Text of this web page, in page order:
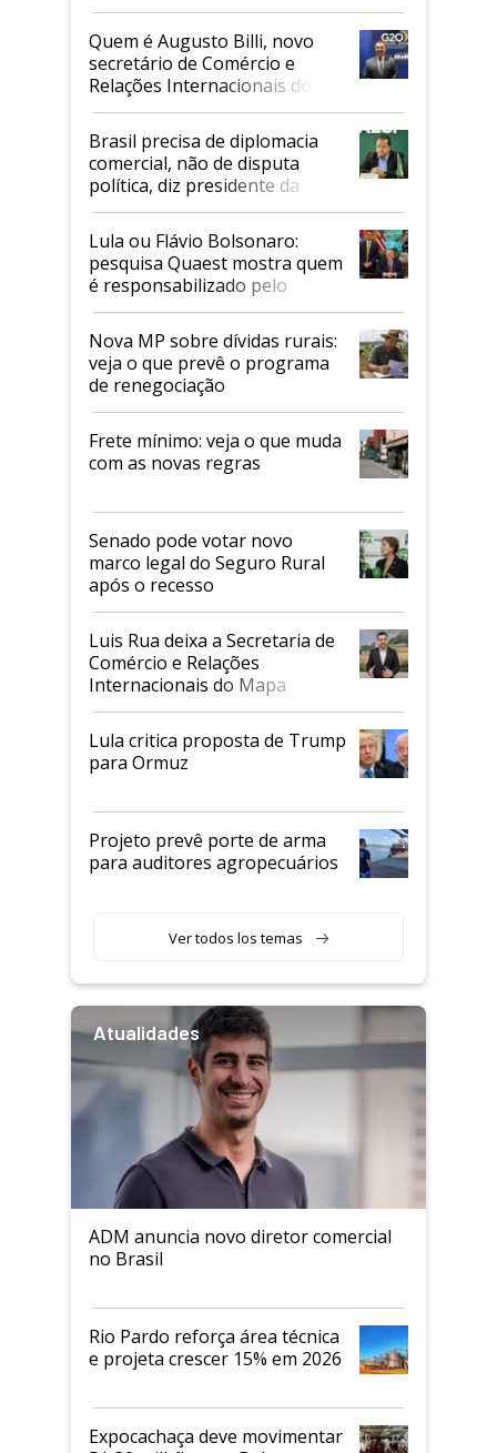
Quem é Augusto Billi, novo
secretário de Comércio e
Relações Internacionais do
Mapa
Brasil precisa de diplomacia
comercial, não de disputa
política, diz presidente da
Faesp
Lula ou Flávio Bolsonaro:
pesquisa Quaest mostra quem
é responsabilizado pelo
tarifaço dos EUA
Nova MP sobre dívidas rurais:
veja o que prevê o programa
de renegociação
Frete mínimo: veja o que muda
com as novas regras
Senado pode votar novo
marco legal do Seguro Rural
após o recesso
Luis Rua deixa a Secretaria de
Comércio e Relações
Internacionais do Mapa
Lula critica proposta de Trump
para Ormuz
Projeto prevê porte de arma
para auditores agropecuários
Ver todos los temas
Atualidades
ADM anuncia novo diretor comercial
no Brasil
Rio Pardo reforça área técnica
e projeta crescer 15% em 2026
Expocachaça deve movimentar